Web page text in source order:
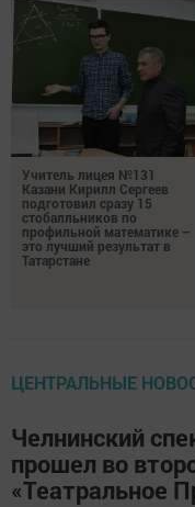
Учитель лицея №131
Казани Кирилл Сергеев
подготовил сразу 15
стобалльников по
профильной математике –
это лучший результат в
Татарстане
ЦЕНТРАЛЬНЫЕ
Челнинский
прошел во
«Театральное